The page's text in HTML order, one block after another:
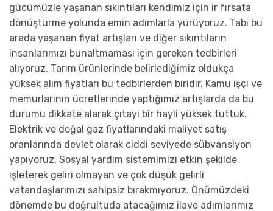
gücümüzle yaşanan sıkıntıları kendimiz için ir fırsata
dönüştürme yolunda emin adımlarla yürüyoruz. Tabi bu
arada yaşanan fiyat artışları ve diğer sıkıntıların
insanlarımızı bunaltmaması için gereken tedbirleri
alıyoruz. Tarım ürünlerinde belirlediğimiz oldukça
yüksek alım fiyatları bu tedbirlerden biridir. Kamu işçi ve
memurlarının ücretlerinde yaptığımız artışlarda da bu
durumu dikkate alarak çıtayı bir hayli yüksek tuttuk.
Elektrik ve doğal gaz fiyatlarındaki maliyet satış
oranlarında devlet olarak ciddi seviyede sübvansiyon
yapıyoruz. Sosyal yardım sistemimizi etkin şekilde
işleterek geliri olmayan ve çok düşük gelirli
vatandaşlarımızı sahipsiz bırakmıyoruz. Önümüzdeki
dönemde bu doğrultuda atacağımız ilave adımlarımız